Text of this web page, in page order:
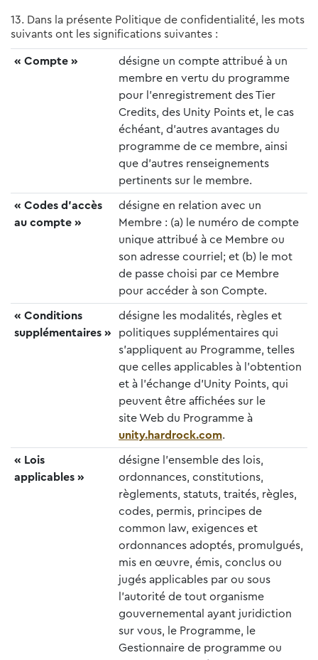
13. Dans la présente Politique de confidentialité, les mots
suivants ont les significations suivantes :
« Compte »
désigne un compte attribué à un
membre en vertu du programme
pour l’enregistrement des Tier
Credits, des Unity Points et, le cas
échéant, d’autres avantages du
programme de ce membre, ainsi
que d’autres renseignements
pertinents sur le membre.
« Codes d’accès
au compte »
désigne en relation avec un
Membre : (a) le numéro de compte
unique attribué à ce Membre ou
son adresse courriel; et (b) le mot
de passe choisi par ce Membre
pour accéder à son Compte.
« Conditions
supplémentaires »
désigne les modalités, règles et
politiques supplémentaires qui
s’appliquent au Programme, telles
que celles applicables à l’obtention
et à l’échange d’Unity Points, qui
peuvent être affichées sur le
site Web du Programme à
unity.hardrock.com.
« Lois
applicables »
désigne l’ensemble des lois,
ordonnances, constitutions,
règlements, statuts, traités, règles,
codes, permis, principes de
common law, exigences et
ordonnances adoptés, promulgués,
mis en œuvre, émis, conclus ou
jugés applicables par ou sous
l’autorité de tout organisme
gouvernemental ayant juridiction
sur vous, le Programme, le
Gestionnaire de programme ou